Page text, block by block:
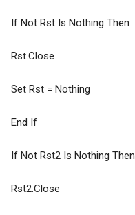
If Not Rst Is Nothing Then
Rst.Close
Set Rst = Nothing
End If
If Not Rst2 Is Nothing Then
Rst2.Close